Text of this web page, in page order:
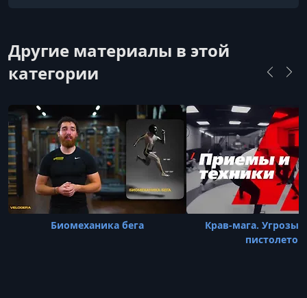
уровень подготовки и добиться уверенности
как в спорте, так и в повседневной жизни.
Другие материалы в этой
категории
Биомеханика бега
Крав-мага. Угрозы
пистолетом